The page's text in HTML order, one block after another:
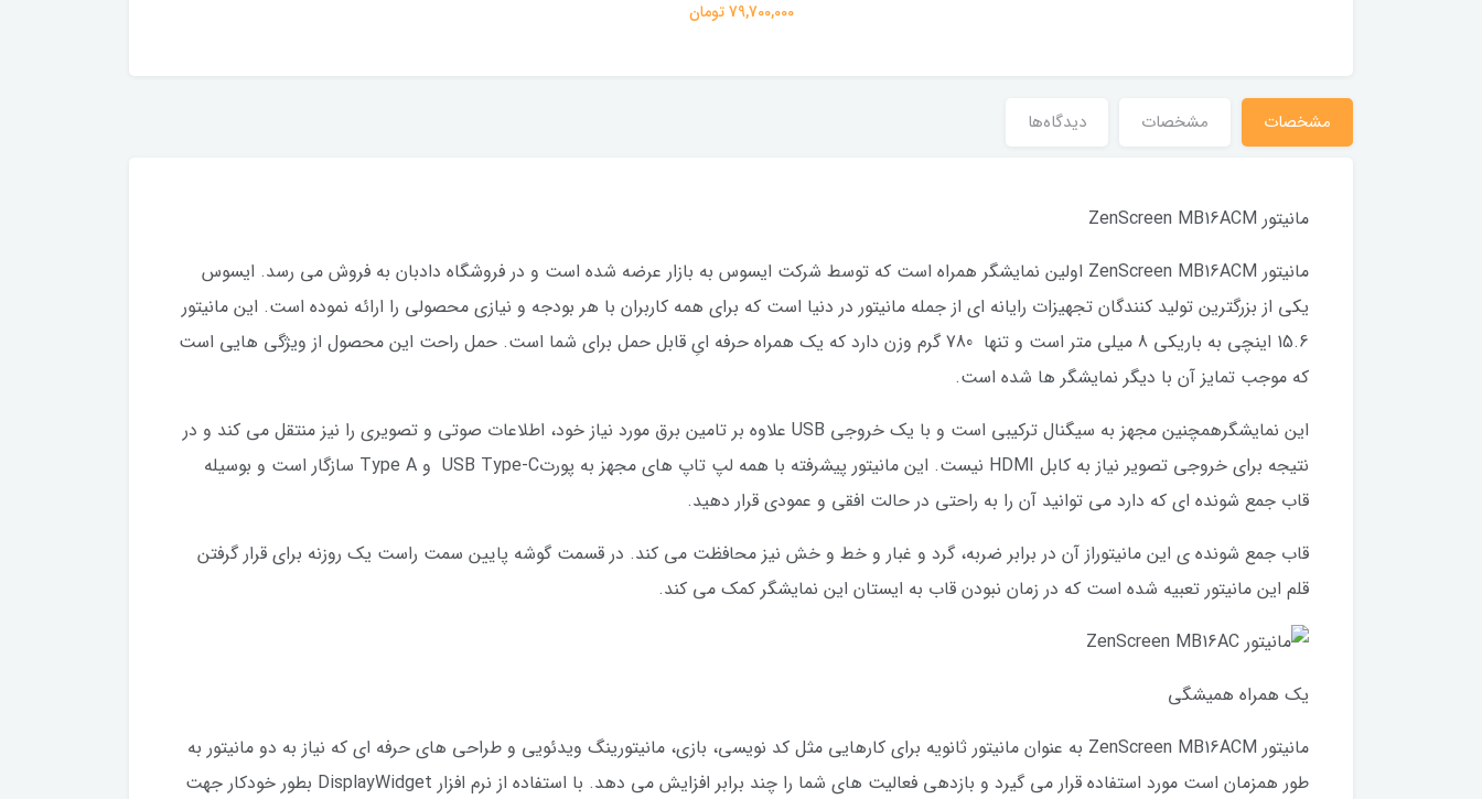
79,700,000 تومان
مشخصات مشخصات دیدگاه‌ها
مانیتور ZenScreen MB16ACM
مانیتور ZenScreen MB16ACM اولین نمایشگر همراه است که توسط شرکت ایسوس به بازار عرضه شده است و در فروشگاه دادبان به فروش می رسد. ایسوس
یکی از بزرگترین تولید کنندگان تجهیزات رایانه ای از جمله مانیتور در دنیا است که برای همه کاربران با هر بودجه‌ و نیازی محصولی را ارائه نموده است. این مانیتور
15.6 اینچی به باریکی 8 میلی متر است و تنها 780 گرم وزن دارد که یک همراه حرفه ایِ قابل حمل برای شما است. حمل راحت این محصول از ویژگی هایی است
که موجب تمایز آن با دیگر نمایشگر ها شده است.
این نمایشگرهمچنین مجهز به سیگنال ترکیبی است و با یک خروجی USB علاوه بر تامین برق مورد نیاز خود، اطلاعات صوتی و تصویری را نیز منتقل می کند و در
نتیجه برای خروجی تصویر نیاز به کابل HDMI نیست. این مانیتور پیشرفته با همه لپ تاپ های مجهز به پورتUSB Type-C و Type A سازگار است و بوسیله
قاب جمع شونده ای که دارد می توانید آن را به راحتی در حالت افقی و عمودی قرار دهید.
قاب جمع شونده ی این مانیتوراز آن در برابر ضربه، گرد و غبار و خط و خش نیز محافظت می کند. در قسمت گوشه پایین سمت راست یک روزنه برای قرار گرفتن
قلم این مانیتور تعبیه شده است که در زمان نبودن قاب به ایستان این نمایشگر کمک می کند.
یک همراه همیشگی
مانیتور ZenScreen MB16ACM به عنوان مانیتور ثانویه برای کارهایی مثل کد نویسی، بازی، مانیتورینگ ویدئویی و طراحی های حرفه ای که نیاز به دو مانیتور به
طور همزمان است مورد استفاده قرار می گیرد و بازدهی فعالیت های شما را چند برابر افزایش می دهد. با استفاده از نرم افزار DisplayWidget بطور خودکار جهت